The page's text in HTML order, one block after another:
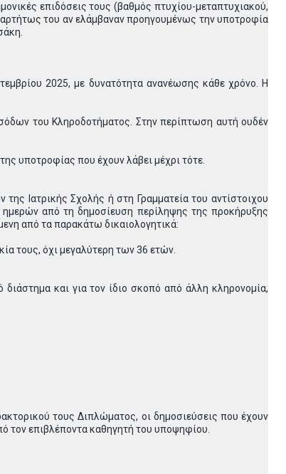
επιδόσεις τους (βαθμός πτυχίου-μεταπτυχιακού,
του αν ελάμβαναν προηγουμένως την υποτροφία
2025, με δυνατότητα ανανέωσης κάθε χρόνο. Η
του Κληροδοτήματος. Στην περίπτωση αυτή ουδέν
υποτροφίας που έχουν λάβει μέχρι τότε.
Ιατρικής Σχολής ή στη Γραμματεία του αντίστοιχου
από τη δημοσίευση περίληψης της προκήρυξης
από τα παρακάτω δικαιολογητικά:
τους, όχι μεγαλύτερη των 36 ετών.
και για τον ίδιο σκοπό από άλλη κληρονομία,
τους Διπλώματος, οι δημοσιεύσεις που έχουν
τον επιβλέποντα καθηγητή του υποψηφίου.